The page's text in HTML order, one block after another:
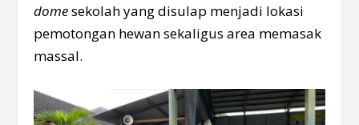
domesekolah yang disulap menjadi lokasi
pemotongan hewan sekaligus area memasak
massal.